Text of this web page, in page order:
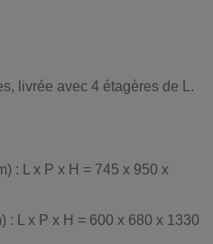
livrée avec 4 étagères de L.
: L x P x H = 745 x 950 x
: L x P x H = 600 x 680 x 1330